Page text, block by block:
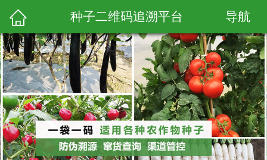
导航
种子二维码追溯平台